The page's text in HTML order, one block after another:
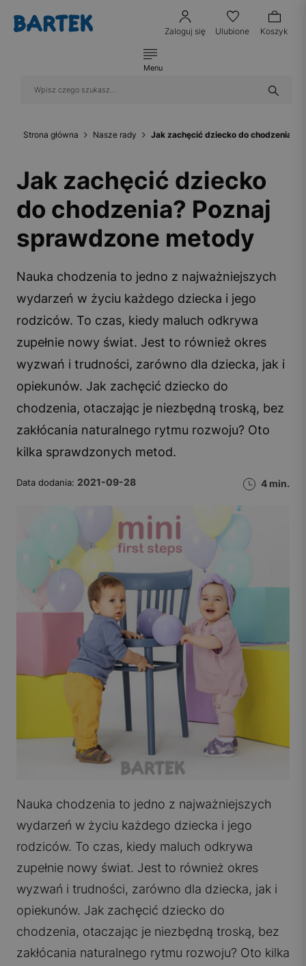
Zaloguj się Ulubione Koszyk
Menu
Strona główna Nasze rady Jak zachęcić dziecko do chodzenia?
Jak zachęcić dziecko
do chodzenia? Poznaj
sprawdzone metody
Nauka chodzenia to jedno z najważniejszych
wydarzeń w życiu każdego dziecka i jego
rodziców. To czas, kiedy maluch odkrywa
zupełnie nowy świat. Jest to również okres
wyzwań i trudności, zarówno dla dziecka, jak i
opiekunów. Jak zachęcić dziecko do
chodzenia, otaczając je niezbędną troską, bez
zakłócania naturalnego rytmu rozwoju? Oto
kilka sprawdzonych metod.
Data dodania: 2021-09-28 4 min.
Nauka chodzenia to jedno z najważniejszych
wydarzeń w życiu każdego dziecka i jego
rodziców. To czas, kiedy maluch odkrywa
zupełnie nowy świat. Jest to również okres
wyzwań i trudności, zarówno dla dziecka, jak i
opiekunów. Jak zachęcić dziecko do
chodzenia, otaczając je niezbędną troską, bez
zakłócania naturalnego rytmu rozwoju? Oto kilka